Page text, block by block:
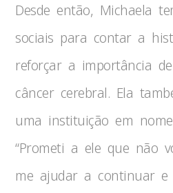
Desde então, Michaela
sociais para contar a
reforçar a importância
câncer cerebral. Ela
uma instituição em
“Prometi a ele que não
me ajudar a continuar e